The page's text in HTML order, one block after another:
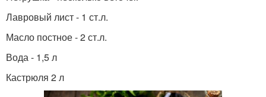
Лавровый лист - 1 ст.л.
Масло постное - 2 ст.л.
Вода - 1,5 л
Кастрюля 2 л